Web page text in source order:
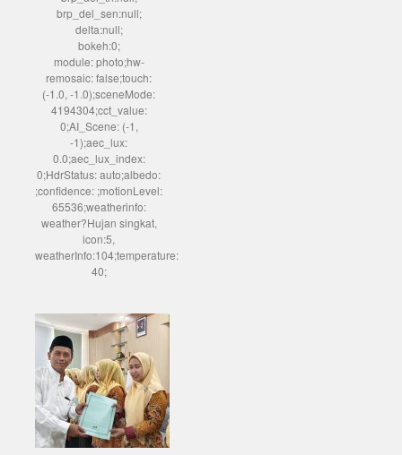
brp_del_sen:null;
delta:null;
bokeh:0;
module: photo;hw-
remosaic: false;touch:
(-1.0, -1.0);sceneMode:
4194304;cct_value:
0;AI_Scene: (-1,
-1);aec_lux:
0.0;aec_lux_index:
0;HdrStatus: auto;albedo:
;confidence: ;motionLevel:
65536;weatherinfo:
weather?Hujan singkat,
icon:5,
weatherInfo:104;temperature:
40;